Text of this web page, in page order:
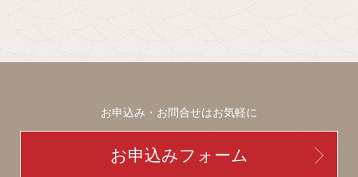
お申込み・お問合せはお気軽に
お申込みフォーム